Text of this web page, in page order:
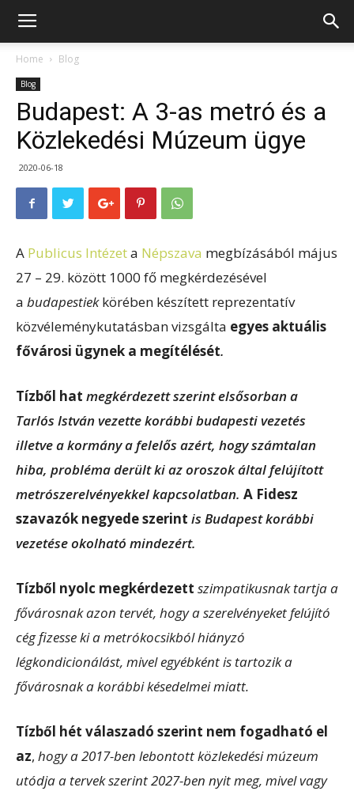
Home Blog
Blog
Budapest: A 3-as metró és a
Közlekedési Múzeum ügye
2020-06-18
A Publicus Intézeta Népszava megbízásából május
27 – 29. között 1000 fő megkérdezésével
a budapestiekkörében készített reprezentatív
közvéleménykutatásban vizsgálta egyes aktuális
fővárosi ügynek a megítélését.
Tízből hat megkérdezett szerint elsősorban a
Tarlós István vezette korábbi budapesti vezetés
illetve a kormány a felelős azért, hogy számtalan
hiba, probléma derült ki az oroszok által felújított
metrószerelvényekkel kapcsolatban. A Fidesz
szavazók negyede szerint is Budapest korábbi
vezetése okolható mindezért.
Tízből nyolc megkérdezett szimpatikusnak tartja a
fővárosnak azon tervét, hogy a szerelvényeket felújító
cég fizesse ki a metrókocsikból hiányzó
légkondicionálást, mivel egyébként is tartozik a
fővárosnak a korábbi késedelmei miatt.
Tízből hét válaszadó szerint nem fogadható el
az, hogy a 2017-ben lebontott közlekedési múzeum
utódja a tervek szerint 2027-ben nyit meg, mivel vagy